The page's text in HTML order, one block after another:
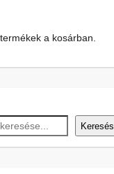
a kosárban.
Keresés